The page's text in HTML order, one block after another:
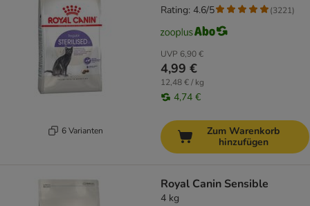
6 Varianten
UVP 6,90 €
4,99 €
12,48 € / kg
4,74 €
Rating: 4.6/5 (3221)
Zum Warenkorb
hinzufügen
Royal Canin Sensible
4 kg